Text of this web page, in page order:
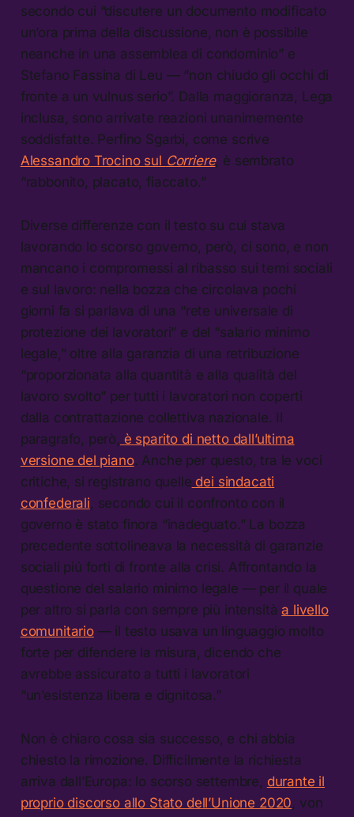
secondo cui “discutere un documento modificato
un’ora prima della discussione, non è possibile
neanche in una assemblea di condominio” e
Stefano Fassina di Leu — “non chiudo gli occhi di
fronte a un vulnus serio”. Dalla maggioranza, Lega
inclusa, sono arrivate reazioni unanimemente
soddisfatte. Perfino Sgarbi, come scrive
Alessandro Trocino sul Corriere, è sembrato
“rabbonito, placato, fiaccato.”
Diverse differenze con il testo su cui stava
lavorando lo scorso governo, però, ci sono, e non
mancano i compromessi al ribasso sui temi sociali
e sul lavoro: nella bozza che circolava pochi
giorni fa si parlava di una “rete universale di
protezione dei lavoratori” e del “salario minimo
legale,” oltre alla garanzia di una retribuzione
“proporzionata alla quantità e alla qualità del
lavoro svolto” per tutti i lavoratori non coperti
dalla contrattazione collettiva nazionale. Il
paragrafo, però, è sparito di netto dall’ultima
versione del piano. Anche per questo, tra le voci
critiche, si registrano quelle dei sindacati
confederali, secondo cui il confronto con il
governo è stato finora “inadeguato.” La bozza
precedente sottolineava la necessità di garanzie
sociali piú forti di fronte alla crisi. Affrontando la
questione del salario minimo legale — per il quale
per altro si parla con sempre più intensitàa livello
comunitario— il testo usava un linguaggio molto
forte per difendere la misura, dicendo che
avrebbe assicurato a tutti i lavoratori
“un’esistenza libera e dignitosa.”
Non è chiaro cosa sia successo, e chi abbia
chiesto la rimozione. Difficilmente la richiesta
arriva dall’Europa: lo scorso settembre, durante il
proprio discorso allo Stato dell’Unione 2020, von